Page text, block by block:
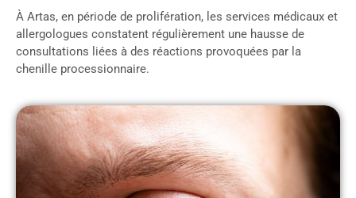
À Artas, en période de prolifération, les services médicaux et
allergologues constatent régulièrement une hausse de
consultations liées à des réactions provoquées par la
chenille processionnaire.